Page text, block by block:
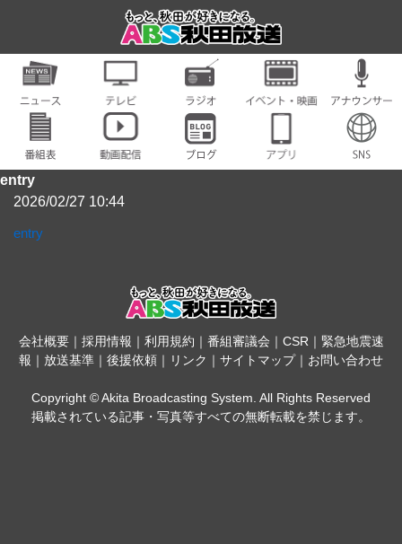
entry
2026/02/27 10:44
entry
会社概要｜ 採用情報 ｜ 利用規約 ｜ 番組審議会 ｜ CSR｜ 緊急地震速
報 ｜ 放送基準 ｜ 後援依頼 ｜ リンク ｜ サイトマップ｜ お問い合わせ
Copyright © Akita Broadcasting System. All Rights Reserved
掲載されている記事・写真等すべての無断転載を禁じます。